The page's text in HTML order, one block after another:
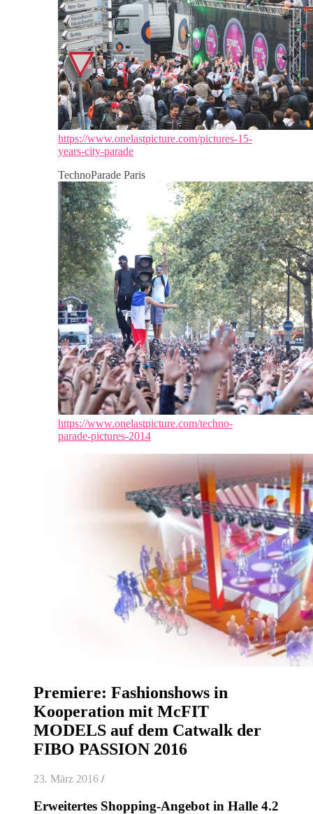
https://www.onelastpicture.com/pictures-15-
years-city-parade
TechnoParade Paris
https://www.onelastpicture.com/techno-
parade-pictures-2014
Premiere: Fashionshows in
Kooperation mit McFIT
MODELS auf dem Catwalk der
FIBO PASSION 2016
23. März 2016 /
Erweitertes Shopping-Angebot in Halle 4.2